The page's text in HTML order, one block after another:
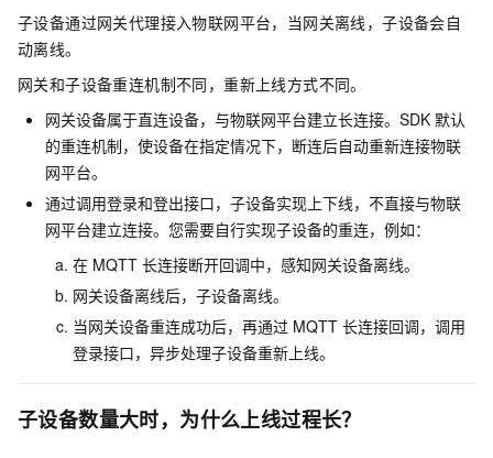
子设备通过网关代理接入物联网平台，当网关离线，子设备会自
动离线。
网关和子设备重连机制不同，重新上线方式不同。
网关设备属于直连设备，与物联网平台建立长连接。SDK 默认
的重连机制，使设备在指定情况下，断连后自动重新连接物联
网平台。
通过调用登录和登出接口，子设备实现上下线，不直接与物联
网平台建立连接。您需要自行实现子设备的重连，例如：
在 MQTT 长连接断开回调中，感知网关设备离线。
网关设备离线后，子设备离线。
当网关设备重连成功后，再通过 MQTT 长连接回调，调用
登录接口，异步处理子设备重新上线。
子设备数量大时，为什么上线过程长？